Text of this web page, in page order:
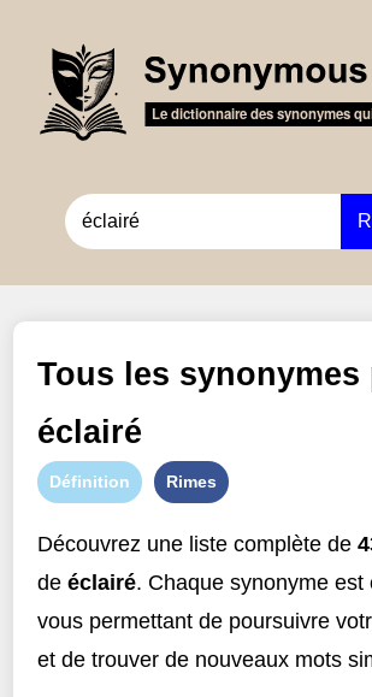
Tous les synonymes
éclairé
Définition Rimes
Découvrez une liste complète de
deéclairé. Chaque synonyme est
vous permettant de poursuivre
et de trouver de nouveaux mots